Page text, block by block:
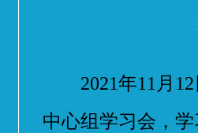
2021年11月12
中心组学习会，